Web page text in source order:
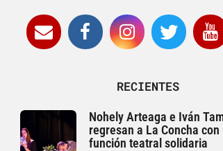
RECIENTES
Nohely Arteaga e Iván
regresan a La Concha con
función teatral solidaria